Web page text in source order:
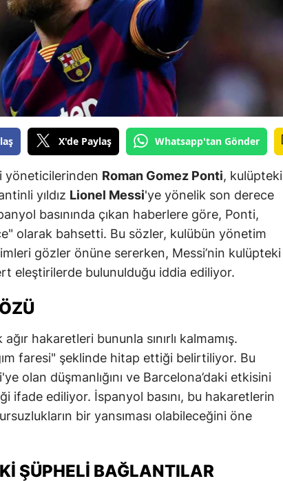
Bilecik
Bingöl
Bitlis
Bolu
Burdur
Bursa
Çanakkale
Çankırı
Çorum
Denizli
Diyarbakır
Elazığ
Erzincan
Erzurum
Gaziantep
X'de Paylaş Whatsapp'tan Gönder
yöneticilerinden Roman Gomez Ponti, kulüpteki
yıldız Lionel Messi'ye yönelik son derece
basınında çıkan haberlere göre, Ponti,
olarak bahsetti. Bu sözler, kulübün yönetim
gözler önüne sererken, Messi’nin kulüpteki
eleştirilerde bulunulduğu iddia ediliyor.
hakaretleri bununla sınırlı kalmamış.
faresi" şeklinde hitap ettiği belirtiliyor. Bu
olan düşmanlığını ve Barcelona’daki etkisini
ifade ediliyor. İspanyol basını, bu hakaretlerin
bir yansıması olabileceğini öne
ŞÜPHELI BAĞLANTILAR